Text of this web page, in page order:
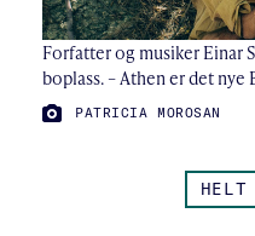
Forfatter og musiker Einar
boplass. – Athen er det nye
FOTO:
PATRICIA MOROSAN
HELT